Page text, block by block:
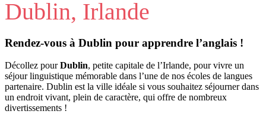
Dublin, Irlande
Rendez-vous à Dublin pour apprendre l’anglais !
Décollez pourDublin, petite capitale de l’Irlande, pour vivre un
séjour linguistique mémorable dans l’une de nos écoles de langues
partenaire. Dublin est la ville idéale si vous souhaitez séjourner dans
un endroit vivant, plein de caractère, qui offre de nombreux
divertissements !